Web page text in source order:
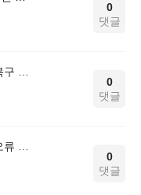
0
댓글
0
댓글
0
댓글